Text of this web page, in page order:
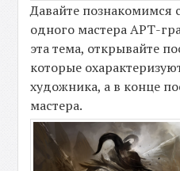
Давайте познакомимся
одного мастера АРТ-
эта тема, открывайте
которые
художника, а в конце
мастера.